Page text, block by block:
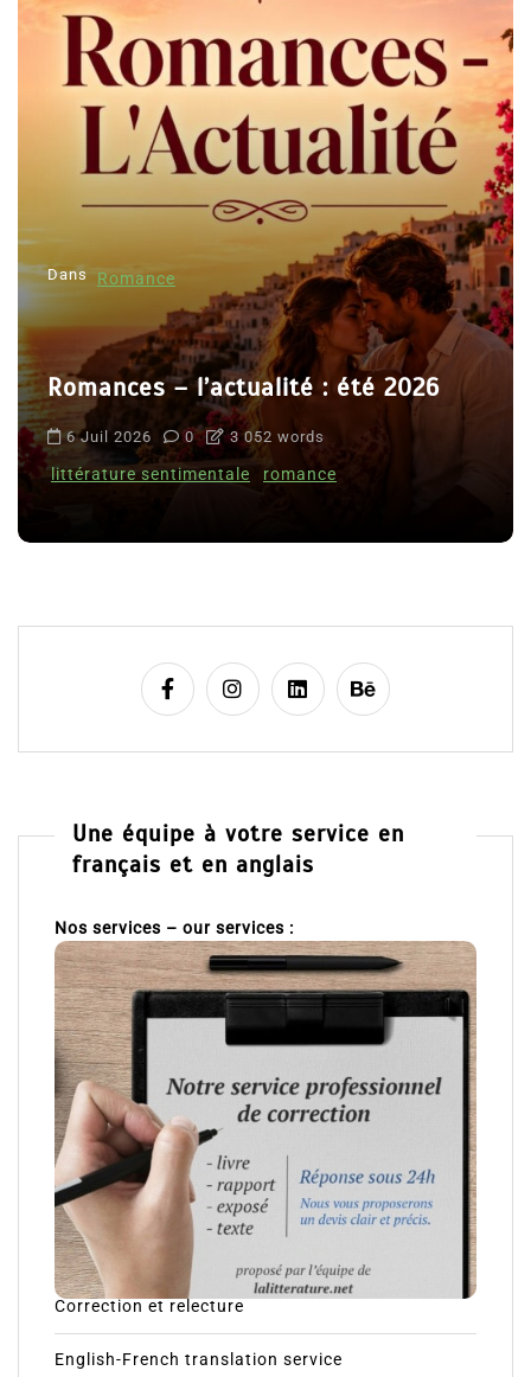
Dans Romance
Romances – l’actualité : été 2026
6 Juil 2026 0 3 052 words
littérature sentimentale romance
Une équipe à votre service en
français et en anglais
Nos services – our services :
Correction et relecture
English-French translation service